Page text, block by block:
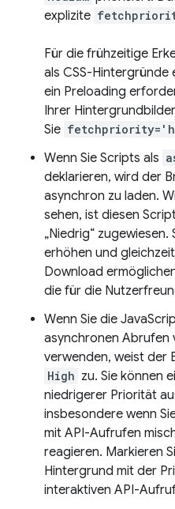
explizite
Für die frühzeitige
als CSS-Hintergründe
ein Preloading
Ihrer
Sie
Wenn Sie Scripts als
deklarieren, wird der
asynchron zu laden.
sehen, ist diesen
„Niedrig“
erhöhen und
Download
die für die
Wenn Sie die
asynchronen Abrufen
verwenden, weist der
High zu. Sie können
niedrigerer Priorität
insbesondere wenn
mit API-Aufrufen
reagieren. Markieren
Hintergrund mit der
interaktiven API-